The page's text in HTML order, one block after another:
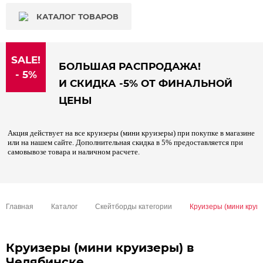
КАТАЛОГ ТОВАРОВ
SALE!
- 5%
БОЛЬШАЯ РАСПРОДАЖА!
И СКИДКА -5% ОТ ФИНАЛЬНОЙ
ЦЕНЫ
Акция действует на все круизеры (мини круизеры) при покупке в магазине
или на нашем сайте. Дополнительная скидка в 5% предоставляется при
самовывозе товара и наличном расчете.
Главная Каталог Скейтборды категории Круизеры (мини
Круизеры (мини круизеры) в